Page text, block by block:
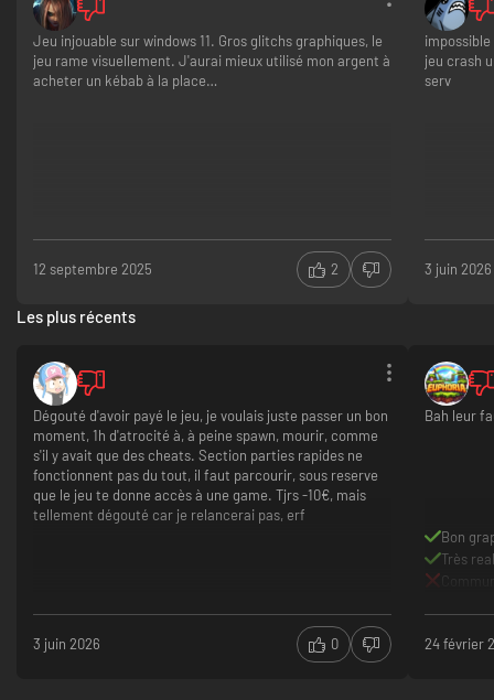
Jeu injouable sur windows 11. Gros glitchs graphiques, le
jeu rame visuellement. J'aurai mieux utilisé mon argent à
acheter un kébab à la place…
12 septembre 2025 2
jeu crash
serv
3 juin 2026
Les plus récents
Dégouté d'avoir payé le jeu, je voulais juste passer un bon
moment, 1h d'atrocité à, à peine spawn, mourir, comme
s'il y avait que des cheats. Section parties rapides ne
fonctionnent pas du tout, il faut parcourir, sous reserve
que le jeu te donne accès à une game. Tjrs -10€, mais
tellement dégouté car je relancerai pas, erf
3 juin 2026 0
Bah leur
Bon
Très
24 février